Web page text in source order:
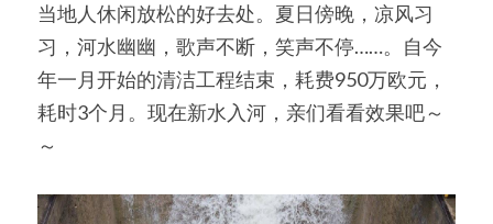
当地人休闲放松的好去处。夏日傍晚，凉风习
习，河水幽幽，歌声不断，笑声不停……。自今
年一月开始的清洁工程结束，耗费950万欧元，
耗时3个月。现在新水入河，亲们看看效果吧～
～